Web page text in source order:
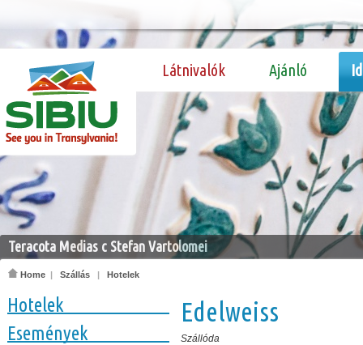
Látnivalók Ajánló
Teracota Medias c Stefan Vartolomei
Home | Szállás | Hotelek
Hotelek
Események
Edelweiss
Szállóda